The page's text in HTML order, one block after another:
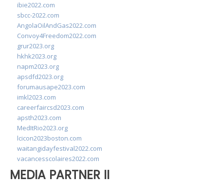
ibie2022.com
sbcc-2022.com
AngolaOilAndGas2022.com
Convoy4Freedom2022.com
grur2023.org
hkhk2023.org
napm2023.org
apsdfd2023.org
forumausape2023.com
imkl2023.com
careerfaircsd2023.com
apsth2023.com
MedItRio2023.org
lcicon2023boston.com
waitangidayfestival2022.com
vacancesscolaires2022.com
MEDIA PARTNER II